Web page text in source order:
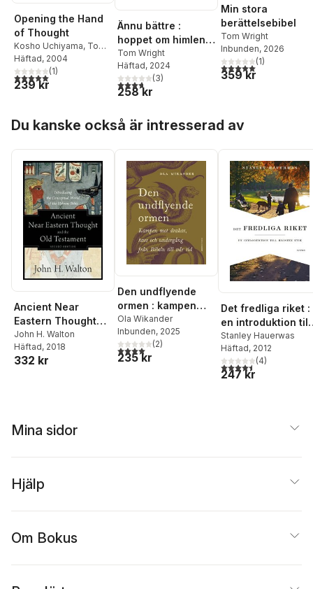
Opening the Hand
of Thought
Kosho Uchiyama, Tom
Wright, Shohaku
Okumura
Häftad, 2004
5,0utav 5 stjärnor. Totalt antal röster:
(1)
239 kr
Ännu bättre :
hoppet om himlen
med nya ögon
Tom Wright
Häftad, 2024
3,7utav 5 stjärnor. Totalt antal röster:
(3)
258 kr
Min stora
berättelsebibel
Tom Wright
Inbunden, 2026
5,0utav 5 stjärnor.
(1)
359 kr
Du kanske också är intresserad av
Ancient Near
Eastern Thought
and the Old
Testame –
Introducing the
John H. Walton
Häftad, 2018
332 kr
Den undflyende
ormen : kampen
mot drakar, kaos
och undergång
från Bibeln till vår
tid
Ola Wikander
Inbunden, 2025
4,0utav 5 stjärnor. Totalt antal röster:
(2)
235 kr
Det fredliga riket :
en introduktion till
kristen etik
Stanley Hauerwas
Häftad, 2012
4,5utav 5 stjärnor.
(4)
247 kr
Mina sidor
Hjälp
Om Bokus